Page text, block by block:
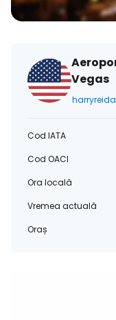
Vegas
Cod IATA
Cod OACI
Ora locală
Vremea actuală
Oraș